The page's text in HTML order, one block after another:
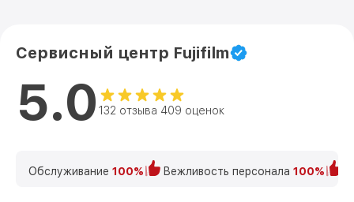
Сервисный центр Fujifilm
5.0 132 отзыва 409 оценок
Обслуживание 100% Вежливость персонала 100%